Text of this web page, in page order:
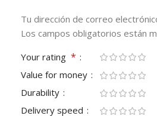
Tu dirección de correo
Los campos obligatorios están
Your rating *
Value for money
Durability
Delivery speed